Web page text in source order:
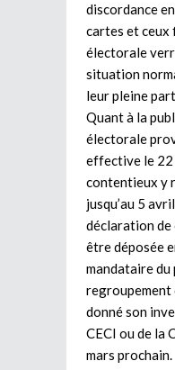
discordance
cartes et
électorale
situation
leur pleine
Quant à la
électorale
effective le 22
contentieux y
jusqu’au 5
déclaration de
être déposée
mandataire
regroupement
donné son
CECI ou de la
mars prochain.